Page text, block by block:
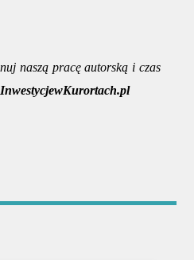
naszą pracę autorską i czas